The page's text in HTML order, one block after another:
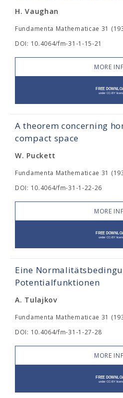
H. Vaughan
Fundamenta Mathematicae 31
DOI: 10.4064/fm-31-1-15-21
MORE
A theorem concerning
compact space
W. Puckett
Fundamenta Mathematicae 31
DOI: 10.4064/fm-31-1-22-26
MORE
Eine
Potentialfunktionen
A. Tulajkov
Fundamenta Mathematicae 31
DOI: 10.4064/fm-31-1-27-28
MORE